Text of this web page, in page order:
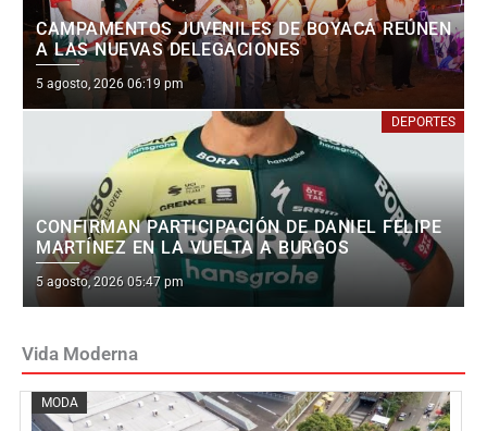
CAMPAMENTOS JUVENILES DE BOYACÁ REÚNEN
A LAS NUEVAS DELEGACIONES
Posted
on
5 agosto, 2026 06:19 pm
DEPORTES
CONFIRMAN PARTICIPACIÓN DE DANIEL FELIPE
MARTÍNEZ EN LA VUELTA A BURGOS
Posted
on
5 agosto, 2026 05:47 pm
Vida Moderna
MODA
Posted
on